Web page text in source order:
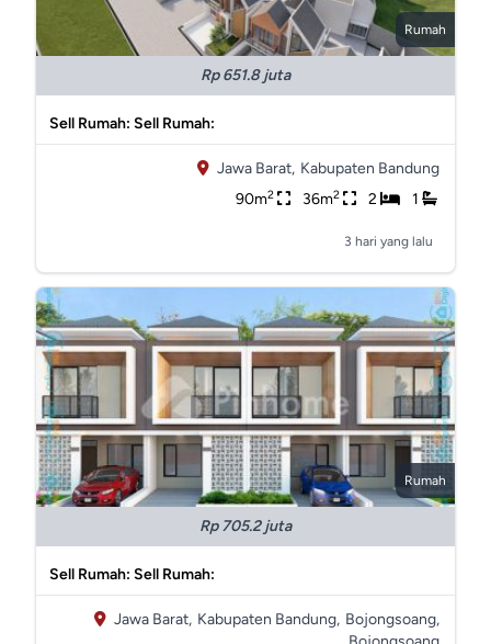
Rumah
Rp 651.8 juta
Sell Rumah: Sell Rumah:
Jawa Barat, Kabupaten Bandung
90m2 36m2 2 1
3 hari yang lalu
Rumah
Rp 705.2 juta
Sell Rumah: Sell Rumah:
Jawa Barat, Kabupaten Bandung, Bojongsoang,